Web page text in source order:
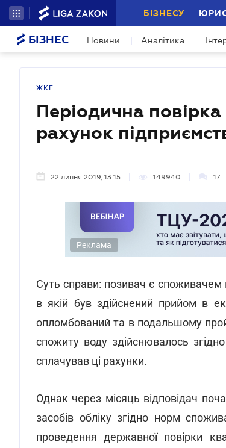
БІЗНЕСУ
БІЗНЕС Новини Аналітика
ЖКГ
Періодична
рахунок
22 липня 2019, 13:15 149940 17
Реклама
Суть справи: позивач є споживачем
в якій був здійснений прийом в
опломбований та в подальшому
спожиту воду здійснювалось
сплачував ці рахунки.
Однак через місяць відповідач
засобів обліку згідно норм
проведення державної повірки